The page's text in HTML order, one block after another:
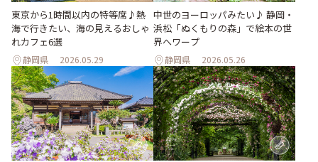
東京から1時間以内の特等席♪熱
海で行きたい、海の見えるおしゃ
れカフェ6選
静岡県 2026.05.29
中世のヨーロッパみたい♪ 静岡・
浜松「ぬくもりの森」で絵本の世
界へワープ
静岡県 2026.05.26